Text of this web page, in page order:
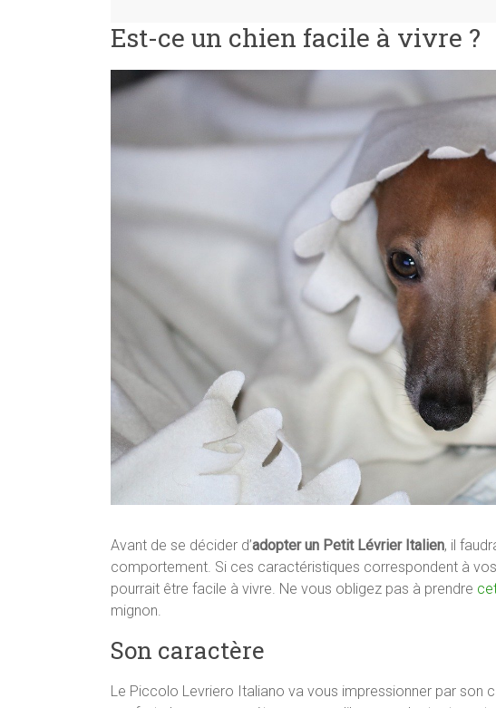
Est-ce un chien facile à vivre ?
Avant de se décider d’adopter un Petit Lévrier Italien, il
comportement. Si ces caractéristiques correspondent à
pourrait être facile à vivre. Ne vous obligez pas à prendre
mignon.
Son caractère
Le Piccolo Levriero Italiano va vous impressionner par son